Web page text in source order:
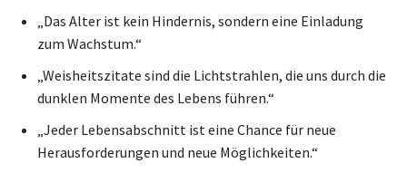
„Das Alter ist kein Hindernis, sondern eine Einladung
zum Wachstum.“
„Weisheitszitate sind die Lichtstrahlen, die uns durch die
dunklen Momente des Lebens führen.“
„Jeder Lebensabschnitt ist eine Chance für neue
Herausforderungen und neue Möglichkeiten.“